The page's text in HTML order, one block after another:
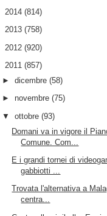
2014 (814)
2013 (758)
2012 (920)
2011 (857)
► dicembre (58)
► novembre (75)
▼ ottobre (93)
Domani va in vigore il
Comune. Com...
E i grandi tornei di
gabbiotti ...
Trovata l'alternativa a
centra...